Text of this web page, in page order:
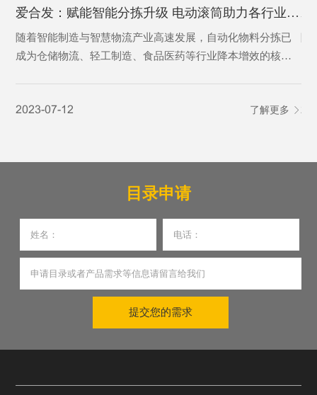
爱合发：赋能智能分拣升级 电动滚筒助力各行业物料转运高效革新
随着智能制造与智慧物流产业高速发展，自动化物料分拣已
成为仓储物流、轻工制造、食品医药等行业降本增效的核心
产作业需求。
2023-07-12 了解更多
琐
目录申请
提交您的需求